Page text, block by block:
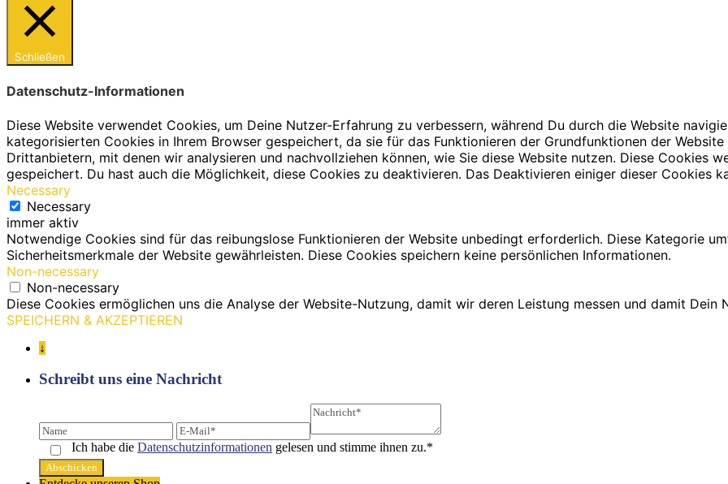
Schließen
Datenschutz-Informationen
Diese Website verwendet Cookies, um Deine Nutzer-Erfahrung zu verbessern, während Du durch die Website
kategorisierten Cookies in Ihrem Browser gespeichert, da sie für das Funktionieren der Grundfunktionen der
Drittanbietern, mit denen wir analysieren und nachvollziehen können, wie Sie diese Website nutzen. Diese Cookies
gespeichert. Du hast auch die Möglichkeit, diese Cookies zu deaktivieren. Das Deaktivieren einiger dieser Cookies
Necessary
Necessary
immer aktiv
Notwendige Cookies sind für das reibungslose Funktionieren der Website unbedingt erforderlich. Diese Kategorie
Sicherheitsmerkmale der Website gewährleisten. Diese Cookies speichern keine persönlichen Informationen.
Non-necessary
Non-necessary
Diese Cookies ermöglichen uns die Analyse der Website-Nutzung, damit wir deren Leistung messen und damit Dein
SPEICHERN & AKZEPTIEREN
↓
Schreibt uns eine Nachricht
Ich habe die Datenschutz­informationen gelesen und stimme ihnen zu.*